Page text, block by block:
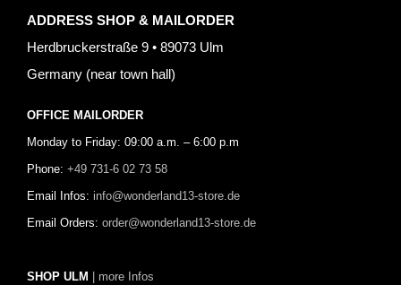
ADDRESS SHOP & MAILORDER
Herdbruckerstraße 9 • 89073 Ulm
Germany (near town hall)
OFFICE MAILORDER
Monday to Friday: 09:00 a.m. – 6:00 p.m
Phone: +49 731-6 02 73 58
Email Infos: info@wonderland13-store.de
Email Orders: order@wonderland13-store.de
SHOP ULM | more Infos